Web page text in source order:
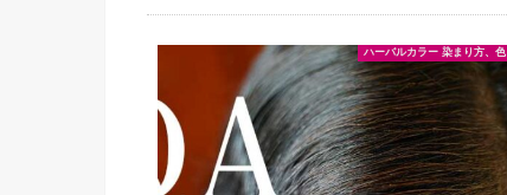
ハーバルカラー 染まり方、色